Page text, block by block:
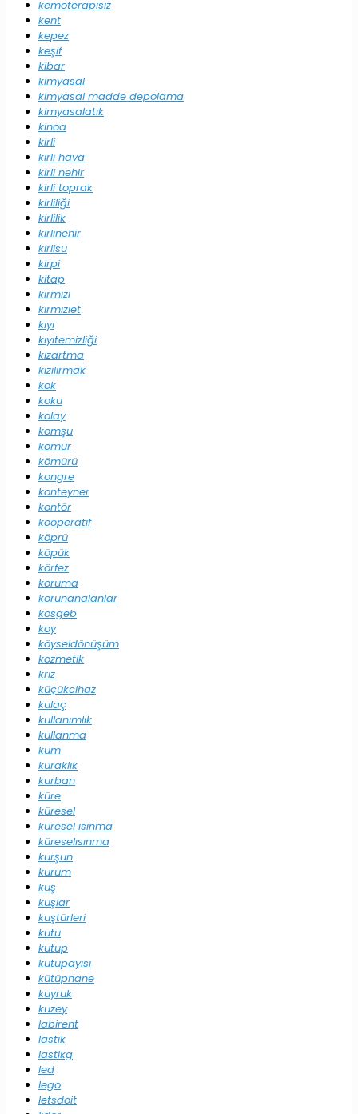
kemoterapisiz
kent
kepez
keşif
kibar
kimyasal
kimyasal madde depolama
kimyasalatık
kinoa
kirli
kirli hava
kirli nehir
kirli toprak
kirliliği
kirlilik
kirlinehir
kirlisu
kirpi
kitap
kırmızı
kırmızıet
kıyı
kıyıtemizliği
kızartma
kızılırmak
kok
koku
kolay
komşu
kömür
kömürü
kongre
konteyner
kontör
kooperatif
köprü
köpük
körfez
koruma
korunanalanlar
kosgeb
koy
köyseldönüşüm
kozmetik
kriz
küçükcihaz
kulaç
kullanımlık
kullanma
kum
kuraklık
kurban
küre
küresel
küresel ısınma
küreselısınma
kurşun
kurum
kuş
kuşlar
kuştürleri
kutu
kutup
kutupayısı
kütüphane
kuyruk
kuzey
labirent
lastik
lastikg
led
lego
letsdoit